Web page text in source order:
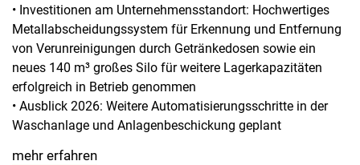
• Investitionen am Unternehmensstandort: Hochwertiges
Metallabscheidungssystem für Erkennung und Entfernung
von Verunreinigungen durch Getränkedosen sowie ein
neues 140 m³ großes Silo für weitere Lagerkapazitäten
erfolgreich in Betrieb genommen
• Ausblick 2026: Weitere Automatisierungsschritte in der
Waschanlage und Anlagenbeschickung geplant
mehr erfahren